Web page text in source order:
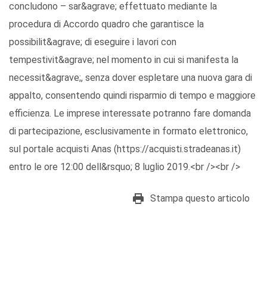
concludono – sar&agrave; effettuato mediante la
procedura di Accordo quadro che garantisce la
possibilit&agrave; di eseguire i lavori con
tempestivit&agrave; nel momento in cui si manifesta la
necessit&agrave;, senza dover espletare una nuova gara di
appalto, consentendo quindi risparmio di tempo e maggiore
efficienza. Le imprese interessate potranno fare domanda
di partecipazione, esclusivamente in formato elettronico,
sul portale acquisti Anas (https://acquisti.stradeanas.it)
entro le ore 12:00 dell&rsquo; 8 luglio 2019.<br /><br />
Stampa questo articolo